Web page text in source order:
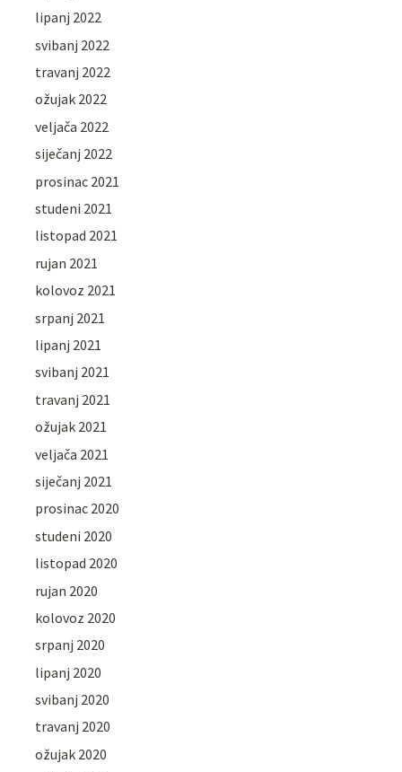
lipanj 2022
svibanj 2022
travanj 2022
ožujak 2022
veljača 2022
siječanj 2022
prosinac 2021
studeni 2021
listopad 2021
rujan 2021
kolovoz 2021
srpanj 2021
lipanj 2021
svibanj 2021
travanj 2021
ožujak 2021
veljača 2021
siječanj 2021
prosinac 2020
studeni 2020
listopad 2020
rujan 2020
kolovoz 2020
srpanj 2020
lipanj 2020
svibanj 2020
travanj 2020
ožujak 2020